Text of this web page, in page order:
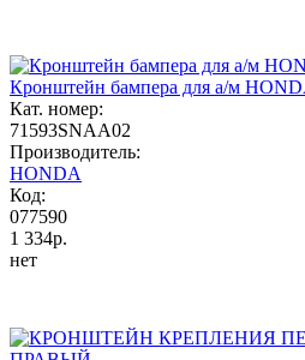
Кронштейн бампера для а/м
Кат. номер:
71593SNAA02
Производитель:
HONDA
Код:
077590
1 334р.
нет